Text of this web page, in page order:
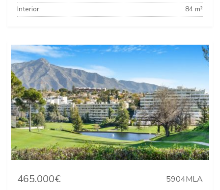
Interior:
84 m²
465.000€ 5904MLA